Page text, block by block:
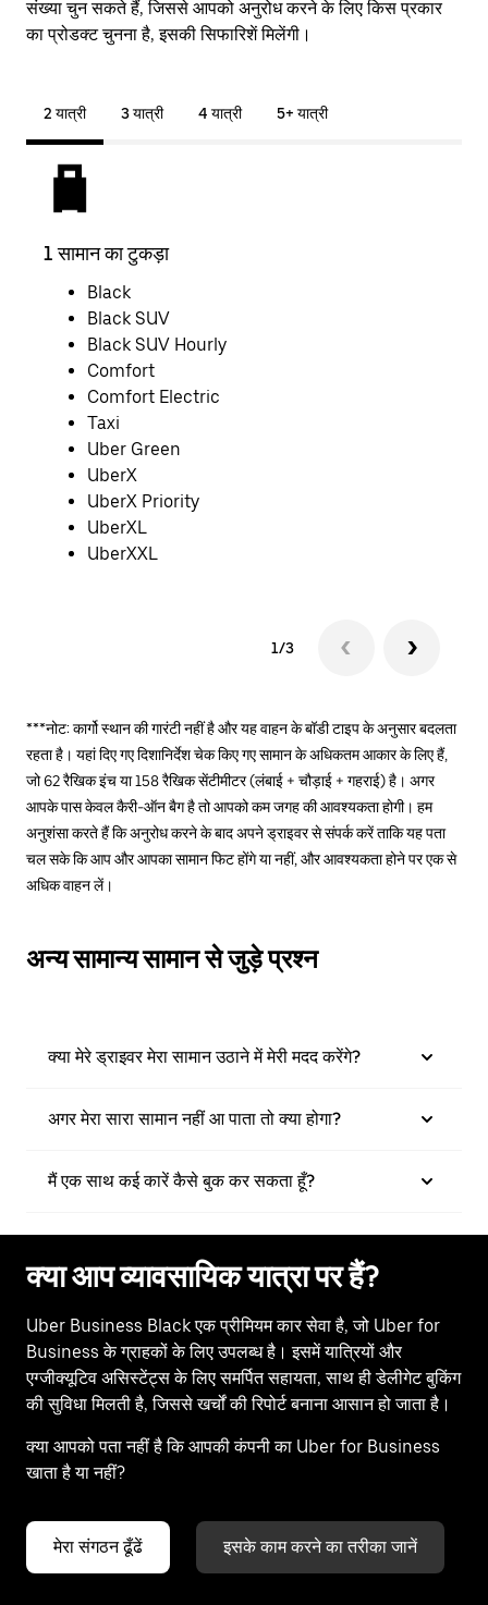
संख्या चुन सकते हैं, जिससे आपको अनुरोध करने के लिए किस प्रकार
का प्रोडक्ट चुनना है, इसकी सिफारिशें मिलेंगी।
2 यात्री 3 यात्री 4 यात्री 5+ यात्री
1 सामान का टुकड़ा
Black
Black SUV
Black SUV Hourly
Comfort
Comfort Electric
Taxi
Uber Green
UberX
UberX Priority
UberXL
UberXXL
1/3
***नोट: कार्गो स्थान की गारंटी नहीं है और यह वाहन के बॉडी टाइप के अनुसार बदलता
रहता है। यहां दिए गए दिशानिर्देश चेक किए गए सामान के अधिकतम आकार के लिए हैं,
जो 62 रैखिक इंच या 158 रैखिक सेंटीमीटर (लंबाई + चौड़ाई + गहराई) है। अगर
आपके पास केवल कैरी-ऑन बैग है तो आपको कम जगह की आवश्यकता होगी। हम
अनुशंसा करते हैं कि अनुरोध करने के बाद अपने ड्राइवर से संपर्क करें ताकि यह पता
चल सके कि आप और आपका सामान फिट होंगे या नहीं, और आवश्यकता होने पर एक से
अधिक वाहन लें।
अन्य सामान्य सामान से जुड़े प्रश्न
क्या मेरे ड्राइवर मेरा सामान उठाने में मेरी मदद करेंगे?
अगर मेरा सारा सामान नहीं आ पाता तो क्या होगा?
मैं एक साथ कई कारें कैसे बुक कर सकता हूँ?
क्या आप व्यावसायिक यात्रा पर हैं?
Uber Business Black एक प्रीमियम कार सेवा है, जो Uber for
Business के ग्राहकों के लिए उपलब्ध है। इसमें यात्रियों और
एग्जीक्यूटिव असिस्टेंट्स के लिए समर्पित सहायता, साथ ही डेलीगेट बुकिंग
की सुविधा मिलती है, जिससे खर्चों की रिपोर्ट बनाना आसान हो जाता है।
क्या आपको पता नहीं है कि आपकी कंपनी का Uber for Business
खाता है या नहीं?
मेरा संगठन ढूँढें इसके काम करने का तरीका जानें